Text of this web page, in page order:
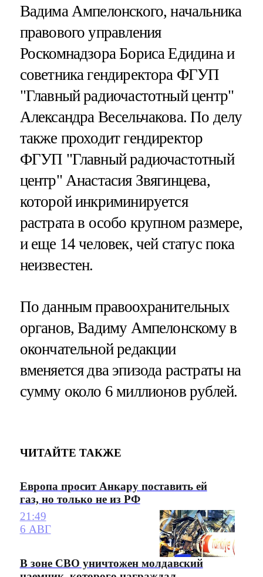
Вадима Ампелонского, начальника
правового управления
Роскомнадзора Бориса Едидина и
советника гендиректора ФГУП
"Главный радиочастотный центр"
Александра Весельчакова. По делу
также проходит гендиректор
ФГУП "Главный радиочастотный
центр" Анастасия Звягинцева,
которой инкриминируется
растрата в особо крупном размере,
и еще 14 человек, чей статус пока
неизвестен.
По данным правоохранительных
органов, Вадиму Ампелонскому в
окончательной редакции
вменяется два эпизода растраты на
сумму около 6 миллионов рублей.
ЧИТАЙТЕ ТАКЖЕ
Европа просит Анкару поставить ей
газ, но только не из РФ
21:49
6 АВГ
В зоне СВО уничтожен молдавский